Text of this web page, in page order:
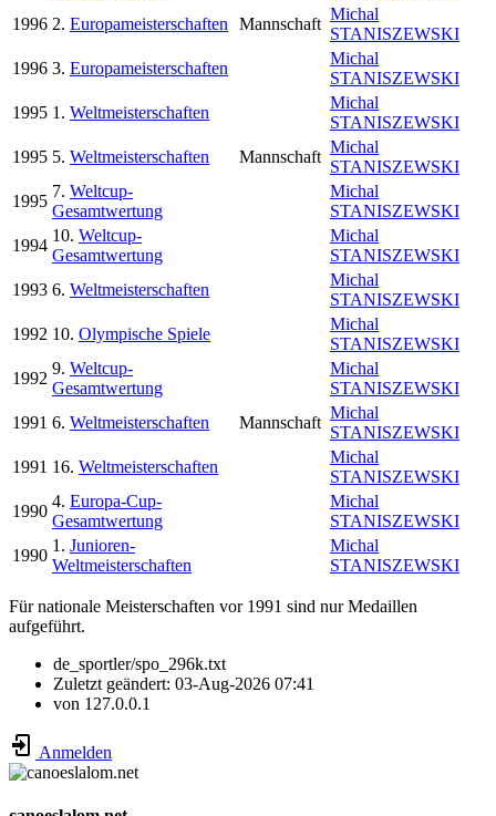
1996 2. Europameisterschaften Mannschaft
Michal
STANISZEWSKI
1996 3. Europameisterschaften
Michal
STANISZEWSKI
1995 1. Weltmeisterschaften
Michal
STANISZEWSKI
1995 5. Weltmeisterschaften Mannschaft
Michal
STANISZEWSKI
1995
7. Weltcup-
Gesamtwertung
Michal
STANISZEWSKI
1994
10. Weltcup-
Gesamtwertung
Michal
STANISZEWSKI
1993 6. Weltmeisterschaften
Michal
STANISZEWSKI
1992 10. Olympische Spiele
Michal
STANISZEWSKI
1992
9. Weltcup-
Gesamtwertung
Michal
STANISZEWSKI
1991 6. Weltmeisterschaften Mannschaft
Michal
STANISZEWSKI
1991 16. Weltmeisterschaften
Michal
STANISZEWSKI
1990
4. Europa-Cup-
Gesamtwertung
Michal
STANISZEWSKI
1990
1. Junioren-
Weltmeisterschaften
Michal
STANISZEWSKI
Für nationale Meisterschaften vor 1991 sind nur Medaillen
aufgeführt.
de_sportler/spo_296k.txt
Zuletzt geändert: 03-Aug-2026 07:41
von 127.0.0.1
Anmelden